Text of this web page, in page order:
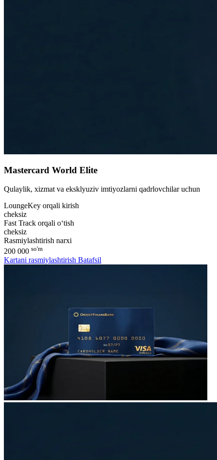
Mastercard World Elite
Qulaylik, xizmat va eksklyuziv imtiyozlarni qadrlovchilar uchun
LoungeKey orqali kirish
cheksiz
Fast Track orqali o‘tish
cheksiz
Rasmiylashtirish narxi
200 000 so'm
Kartani rasmiylashtirish Batafsil